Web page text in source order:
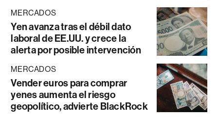
MERCADOS
Yen avanza tras el débil dato
laboral de EE.UU. y crece la
alerta por posible intervención
MERCADOS
Vender euros para comprar
yenes aumenta el riesgo
geopolítico, advierte BlackRock